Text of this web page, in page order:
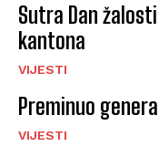
Sutra Dan
kantona
VIJESTI
Preminuo
VIJESTI